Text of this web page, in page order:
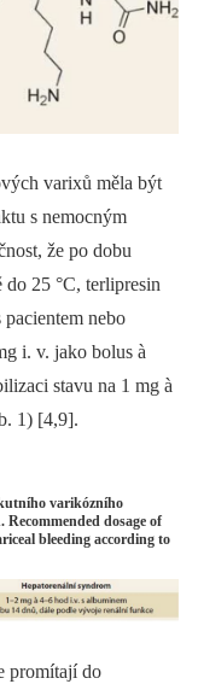
varixů měla být
s nemocným
že po dobu
do 25 °C, terlipresin
nebo
i. v. jako bolus à
stavu na 1 mg à
1) [4,9].
varikózního
dosage of
bleeding according to
promítají do